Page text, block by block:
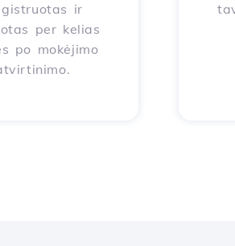
ir
per kelias
po mokėjimo